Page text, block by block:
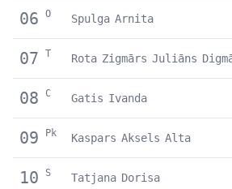
06 O Spulga Arnita
07 T Rota Zigmārs Juliāns
08 C Gatis Ivanda
09 Pk Kaspars Aksels Alta
10 S Tatjana Dorisa